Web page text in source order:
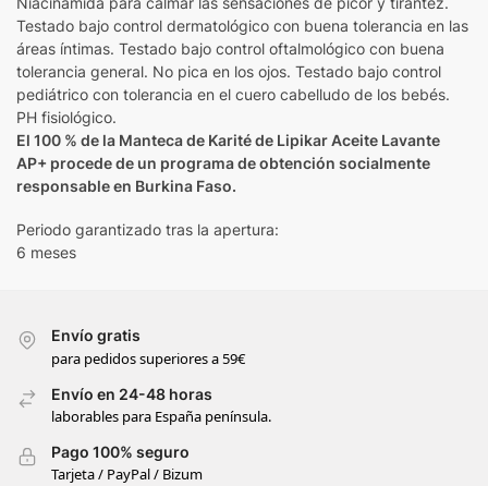
Testado bajo control dermatológico con buena tolerancia en las
áreas íntimas. Testado bajo control oftalmológico con buena
tolerancia general. No pica en los ojos. Testado bajo control
pediátrico con tolerancia en el cuero cabelludo de los bebés.
PH fisiológico.
El 100 % de la Manteca de Karité de Lipikar Aceite Lavante
AP+ procede de un programa de obtención socialmente
responsable en Burkina Faso.
Periodo garantizado tras la apertura:
6 meses
Envío gratis
para pedidos superiores a 59€
Envío en 24-48 horas
laborables para España península.
Pago 100% seguro
Tarjeta / PayPal / Bizum